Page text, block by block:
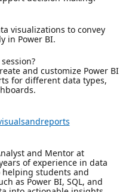
visualizations to convey
in Power BI.
and customize Power BI
for different data types,
and Mentor at
of experience in data
helping students and
as Power BI, SQL, and